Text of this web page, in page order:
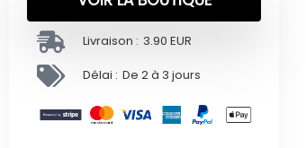
Livraison : 3.90 EUR
Délai : De 2 à 3 jours